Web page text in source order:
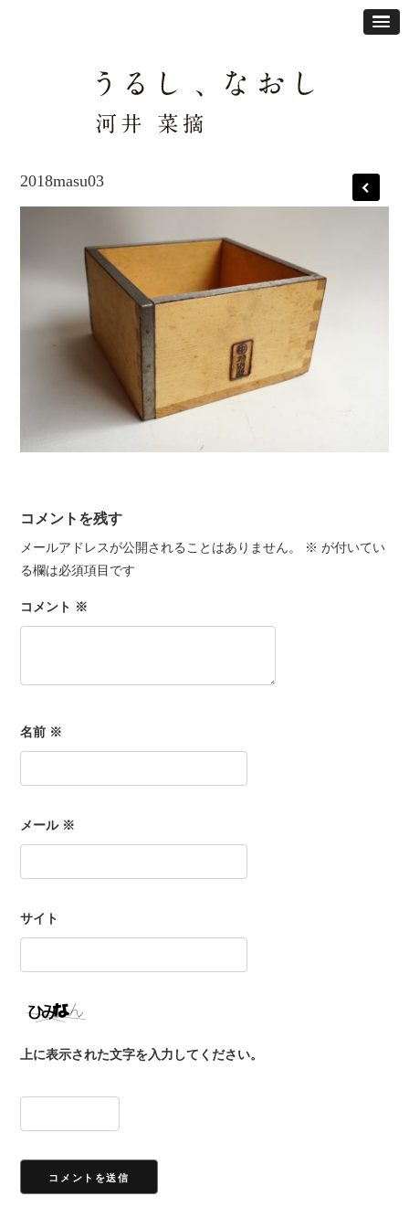
2018masu03
コメントを残す
メールアドレスが公開されることはありません。 ※ が付いてい
る欄は必須項目です
コメント ※
名前 ※
メール ※
サイト
上に表示された文字を入力してください。